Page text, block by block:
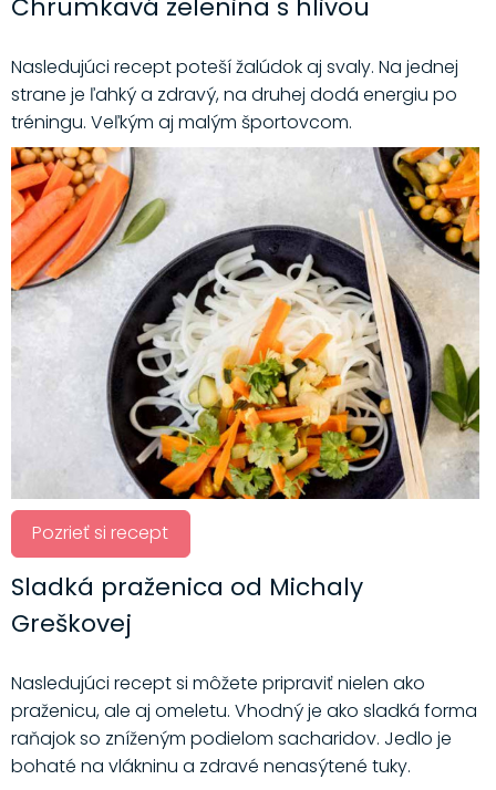
Chrumkavá zelenina s hlivou
Nasledujúci recept poteší žalúdok aj svaly. Na jednej
strane je ľahký a zdravý, na druhej dodá energiu po
tréningu. Veľkým aj malým športovcom.
Pozrieť si recept
Sladká praženica od Michaly
Greškovej
Nasledujúci recept si môžete pripraviť nielen ako
praženicu, ale aj omeletu. Vhodný je ako sladká forma
raňajok so zníženým podielom sacharidov. Jedlo je
bohaté na vlákninu a zdravé nenasýtené tuky.